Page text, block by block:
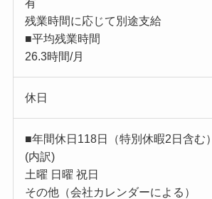
有
残業時間に応じて別途支給
■平均残業時間
26.3時間/月
休日
■年間休日118日（特別休暇2日含む）
(内訳)
土曜 日曜 祝日
その他（会社カレンダーによる）